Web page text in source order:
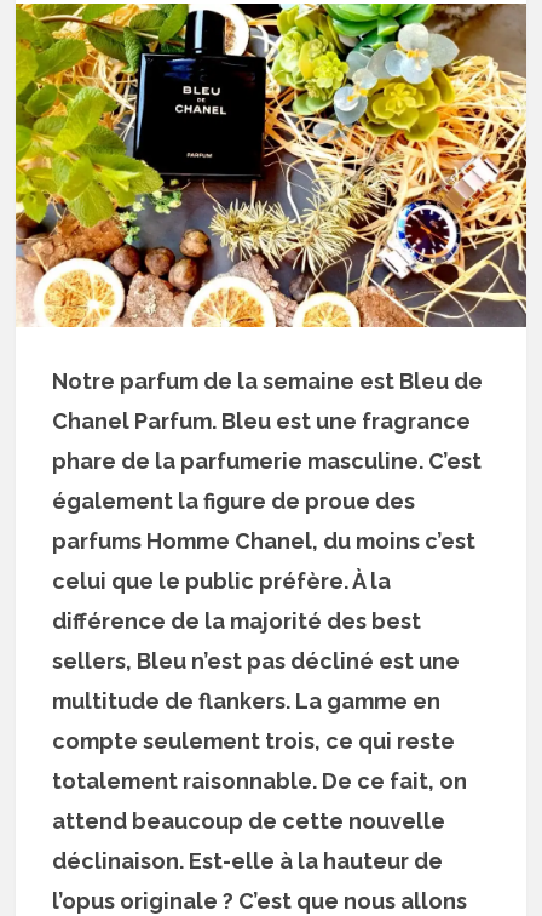
Notre parfum de la semaine est Bleu de
Chanel Parfum. Bleu est une fragrance
phare de la parfumerie masculine. C’est
également la figure de proue des
parfums Homme Chanel, du moins c’est
celui que le public préfère. À la
différence de la majorité des best
sellers, Bleu n’est pas décliné est une
multitude de flankers. La gamme en
compte seulement trois, ce qui reste
totalement raisonnable. De ce fait, on
attend beaucoup de cette nouvelle
déclinaison. Est-elle à la hauteur de
l’opus originale ? C’est que nous allons